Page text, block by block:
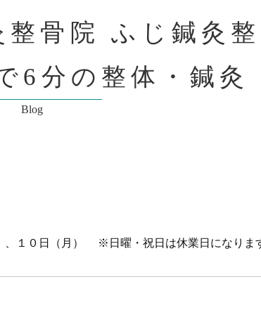
骨院 ふじ鍼灸
6分の整体・鍼灸
Blog
、１０日（月） ※日曜・祝日は休業日になりま